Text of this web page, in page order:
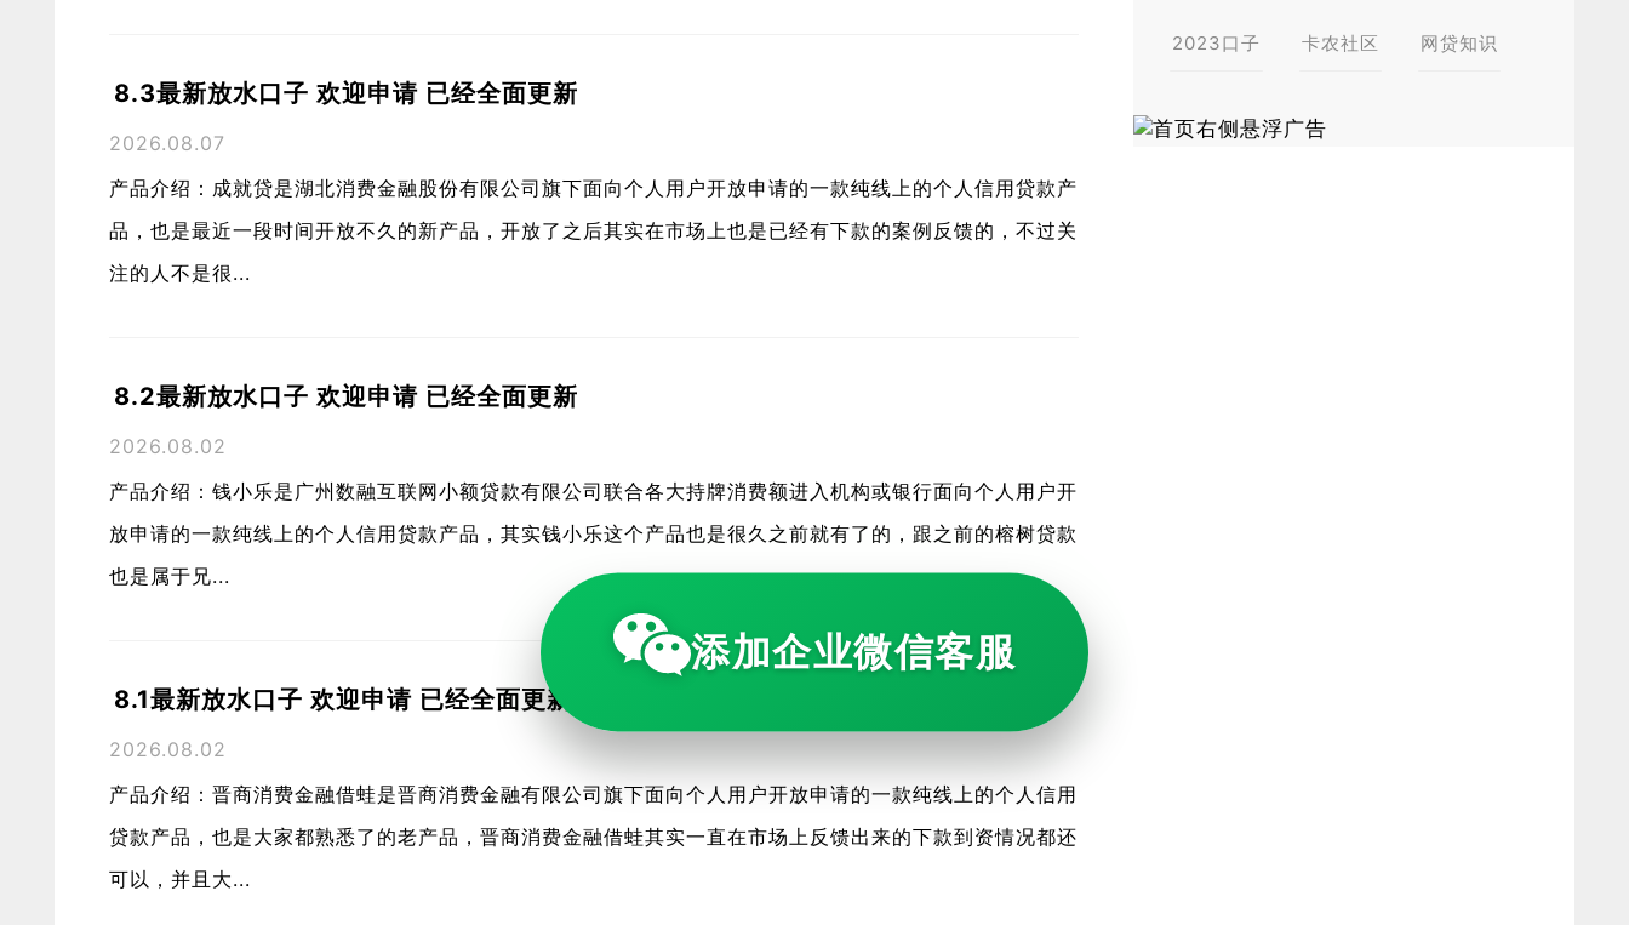
8.3最新放水口子 欢迎申请 已经全面更新
2026.08.07
产品介绍：成就贷是湖北消费金融股份有限公司旗下面向个人用户开放申请的一款纯线上的个人信用贷款产
品，也是最近一段时间开放不久的新产品，开放了之后其实在市场上也是已经有下款的案例反馈的，不过关
注的人不是很...
8.2最新放水口子 欢迎申请 已经全面更新
2026.08.02
产品介绍：钱小乐是广州数融互联网小额贷款有限公司联合各大持牌消费额进入机构或银行面向个人用户开
放申请的一款纯线上的个人信用贷款产品，其实钱小乐这个产品也是很久之前就有了的，跟之前的榕树贷款
也是属于兄...
8.1最新放水口子 欢迎申请 已经全面更新
2026.08.02
产品介绍：晋商消费金融借蛙是晋商消费金融有限公司旗下面向个人用户开放申请的一款纯线上的个人信用
贷款产品，也是大家都熟悉了的老产品，晋商消费金融借蛙其实一直在市场上反馈出来的下款到资情况都还
可以，并且大...
2023口子 卡农社区 网贷知识
添加企业微信客服